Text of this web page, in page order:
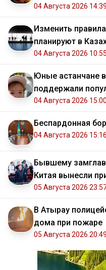
04 Августа 2026 14:39
Изменить
планируют в
04 Августа 2026 10:55
Юные астанчане
поддержали
04 Августа 2026 15:00
Беспардонная
04 Августа 2026 15:16
Бывшему
Китая вынесли
05 Августа 2026
В Атырау
дома при пожаре
05 Августа 2026 20:49